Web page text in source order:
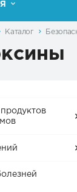
Каталог